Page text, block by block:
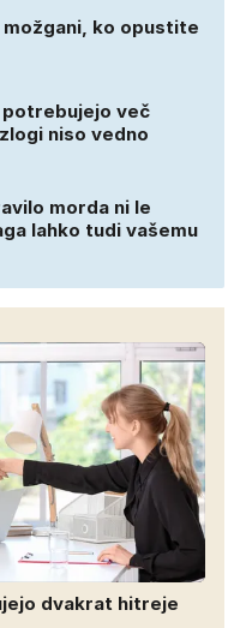
ko opustite
več
niso vedno
morda ni le
lahko tudi vašemu
dvakrat hitreje